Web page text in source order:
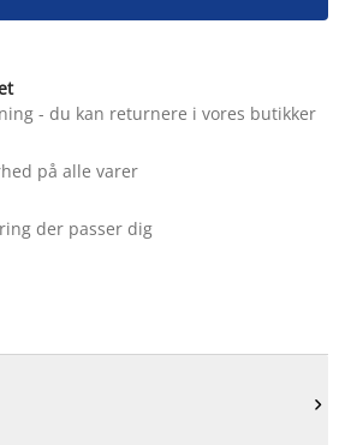
- du kan returnere i vores butikker
på alle varer
der passer dig
